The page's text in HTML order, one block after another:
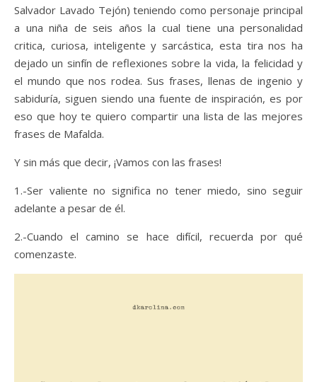
Salvador Lavado Tejón) teniendo como personaje principal
a una niña de seis años la cual tiene una personalidad
critica, curiosa, inteligente y sarcástica, esta tira nos ha
dejado un sinfín de reflexiones sobre la vida, la felicidad y
el mundo que nos rodea. Sus frases, llenas de ingenio y
sabiduría, siguen siendo una fuente de inspiración, es por
eso que hoy te quiero compartir una lista de las mejores
frases de Mafalda.
Y sin más que decir, ¡Vamos con las frases!
1.-Ser valiente no significa no tener miedo, sino seguir
adelante a pesar de él.
2.-Cuando el camino se hace difícil, recuerda por qué
comenzaste.